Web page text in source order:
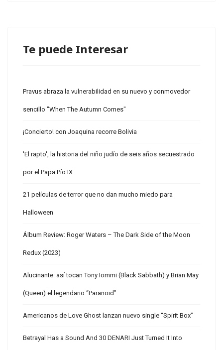
Te puede Interesar
Pravus abraza la vulnerabilidad en su nuevo y conmovedor
sencillo "When The Autumn Comes"
¡Concierto! con Joaquina recorre Bolivia
'El rapto', la historia del niño judío de seis años secuestrado
por el Papa Pío IX
21 películas de terror que no dan mucho miedo para
Halloween
Álbum Review: Roger Waters – The Dark Side of the Moon
Redux (2023)
Alucinante: así tocan Tony Iommi (Black Sabbath) y Brian May
(Queen) el legendario “Paranoid”
Americanos de Love Ghost lanzan nuevo single “Spirit Box”
Betrayal Has a Sound And 30 DENARI Just Turned It Into